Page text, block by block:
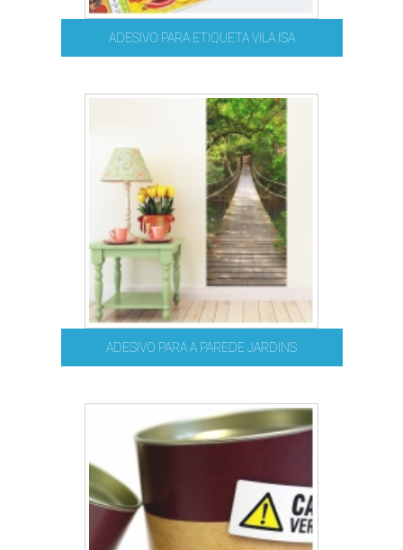
ADESIVO PARA ETIQUETA VILA ISA
ADESIVO PARA A PAREDE JARDINS